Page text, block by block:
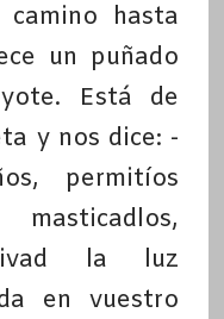
hasta
un puñado
Está de
y nos dice: -
permitíos
la luz
en vuestro